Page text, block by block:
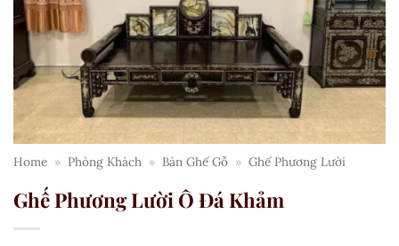
Home » Phòng Khách » Bàn Ghế Gỗ » Ghế Phương Lười
Ghế Phương Lười Ô Đá Khảm